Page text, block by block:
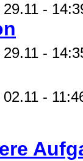
29.11 -
29.11 -
02.11 -